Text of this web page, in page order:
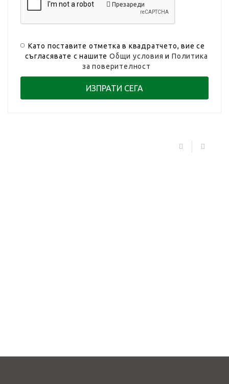
Презареди
Като поставите отметка в квадратчето, вие се
съгласявате с нашитеОбщи условия иПолитика
за поверителност